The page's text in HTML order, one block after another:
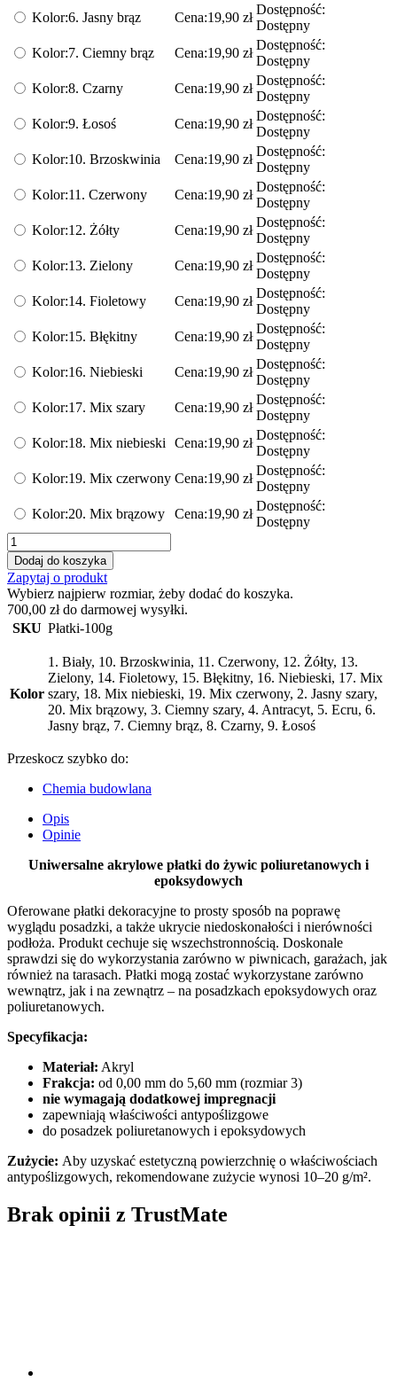
Kolor:6. Jasny brąz Cena:19,90 zł
Dostępność:
Dostępny
Kolor:7. Ciemny brąz Cena:19,90 zł
Dostępność:
Dostępny
Kolor:8. Czarny Cena:19,90 zł
Dostępność:
Dostępny
Kolor:9. Łosoś Cena:19,90 zł
Dostępność:
Dostępny
Kolor:10. Brzoskwinia Cena:19,90 zł
Dostępność:
Dostępny
Kolor:11. Czerwony Cena:19,90 zł
Dostępność:
Dostępny
Kolor:12. Żółty Cena:19,90 zł
Dostępność:
Dostępny
Kolor:13. Zielony Cena:19,90 zł
Dostępność:
Dostępny
Kolor:14. Fioletowy Cena:19,90 zł
Dostępność:
Dostępny
Kolor:15. Błękitny Cena:19,90 zł
Dostępność:
Dostępny
Kolor:16. Niebieski Cena:19,90 zł
Dostępność:
Dostępny
Kolor:17. Mix szary Cena:19,90 zł
Dostępność:
Dostępny
Kolor:18. Mix niebieski Cena:19,90 zł
Dostępność:
Dostępny
Kolor:19. Mix czerwony Cena:19,90 zł
Dostępność:
Dostępny
Kolor:20. Mix brązowy Cena:19,90 zł
Dostępność:
Dostępny
ilość
Płatki
dekoracyjne
do
posadzki
antypoślizgowe
100g/10m2
Dodaj do koszyka
Zapytaj o produkt
Wybierz najpierw rozmiar, żeby dodać do koszyka.
700,00 złdo darmowej wysyłki.
SKU Płatki-100g
Kolor
1. Biały, 10. Brzoskwinia, 11. Czerwony, 12. Żółty, 13.
Zielony, 14. Fioletowy, 15. Błękitny, 16. Niebieski, 17. Mix
szary, 18. Mix niebieski, 19. Mix czerwony, 2. Jasny szary,
20. Mix brązowy, 3. Ciemny szary, 4. Antracyt, 5. Ecru, 6.
Jasny brąz, 7. Ciemny brąz, 8. Czarny, 9. Łosoś
Przeskocz szybko do:
Chemia budowlana
Opis
Opinie
Uniwersalne akrylowe płatki do żywic poliuretanowych i
epoksydowych
Oferowane płatki dekoracyjne to prosty sposób na poprawę
wyglądu posadzki, a także ukrycie niedoskonałości i nierówności
podłoża. Produkt cechuje się wszechstronnością. Doskonale
sprawdzi się do wykorzystania zarówno w piwnicach, garażach, jak
również na tarasach. Płatki mogą zostać wykorzystane zarówno
wewnątrz, jak i na zewnątrz – na posadzkach epoksydowych oraz
poliuretanowych.
Specyfikacja:
Materiał: Akryl
Frakcja: od 0,00 mm do 5,60 mm (rozmiar 3)
nie wymagają dodatkowej impregnacji
zapewniają właściwości antypoślizgowe
do posadzek poliuretanowych i epoksydowych
Zużycie: Aby uzyskać estetyczną powierzchnię o właściwościach
antypoślizgowych, rekomendowane zużycie wynosi 10–20 g/m².
Brak opinii z TrustMate